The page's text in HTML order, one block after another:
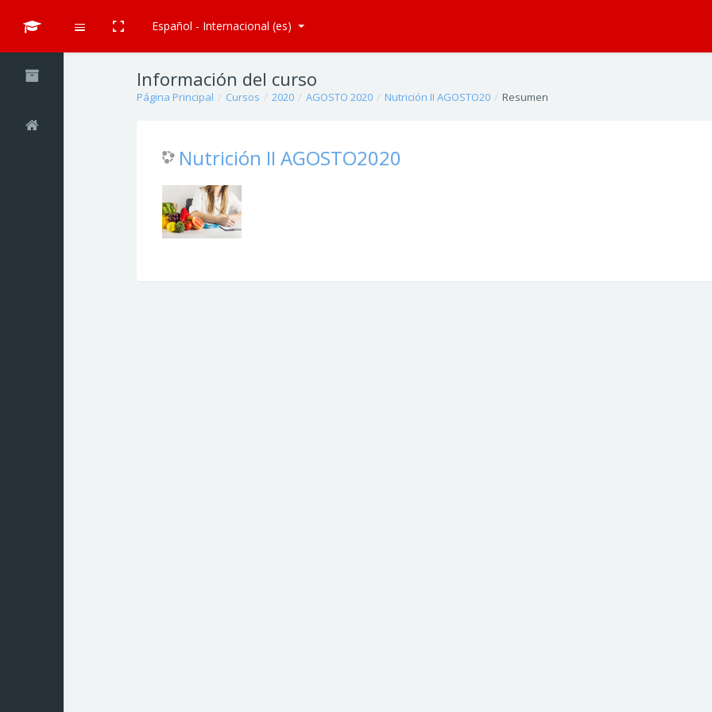
Expandir Pantalla completa
Español - Internacional ‎(es)‎
Información del curso
Página Principal Cursos 2020 AGOSTO 2020 Nutrición II AGOSTO20 Resumen
Nutrición II AGOSTO2020